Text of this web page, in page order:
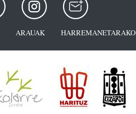
ARAUAK HARREMANETARAKO